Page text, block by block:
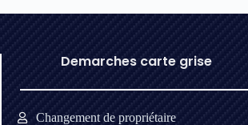
Demarches carte grise
Changement de propriétaire